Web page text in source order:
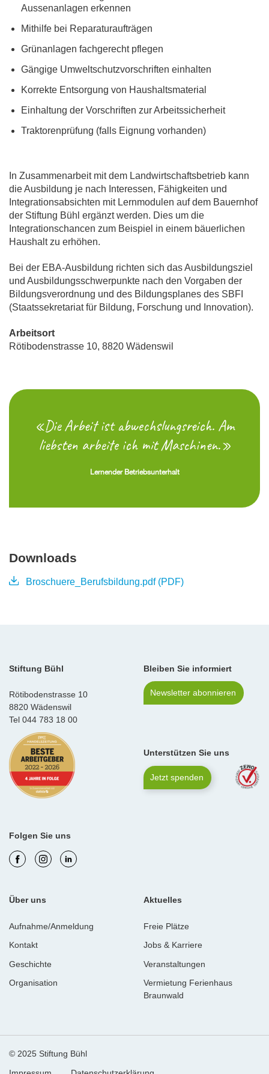
Aussenanlagen erkennen
Mithilfe bei Reparaturaufträgen
Grünanlagen fachgerecht pflegen
Gängige Umweltschutzvorschriften einhalten
Korrekte Entsorgung von Haushaltsmaterial
Einhaltung der Vorschriften zur Arbeitssicherheit
Traktorenprüfung (falls Eignung vorhanden)
In Zusammenarbeit mit dem Landwirtschaftsbetrieb kann
die Ausbildung je nach Interessen, Fähigkeiten und
Integrationsabsichten mit Lernmodulen auf dem Bauernhof
der Stiftung Bühl ergänzt werden. Dies um die
Integrationschancen zum Beispiel in einem bäuerlichen
Haushalt zu erhöhen.
Bei der EBA-Ausbildung richten sich das Ausbildungsziel
und Ausbildungsschwerpunkte nach den Vorgaben der
Bildungsverordnung und des Bildungsplanes des SBFI
(Staatssekretariat für Bildung, Forschung und Innovation).
Arbeitsort
Rötibodenstrasse 10, 8820 Wädenswil
«Die Arbeit ist abwechslungsreich. Am
liebsten arbeite ich mit Maschinen.»
Lernender Betriebsunterhalt
Downloads
Broschuere_Berufsbildung.pdf (PDF)
Stiftung Bühl
Rötibodenstrasse 10
8820 Wädenswil
Tel 044 783 18 00
Folgen Sie uns
Über uns
Aufnahme/Anmeldung
Kontakt
Geschichte
Organisation
Aktuelles
Freie Plätze
Jobs & Karriere
Veranstaltungen
Vermietung Ferienhaus
Braunwald
Bleiben Sie informiert
Newsletter abonnieren
Unterstützen Sie uns
Jetzt spenden
© 2025 Stiftung Bühl